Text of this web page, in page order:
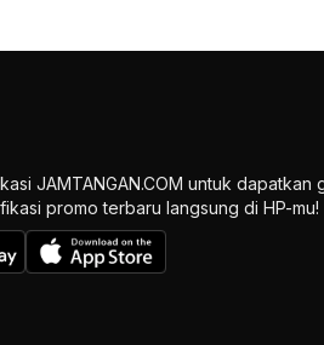
JAMTANGAN.COM untuk dapatkan
promo terbaru langsung di HP-mu!